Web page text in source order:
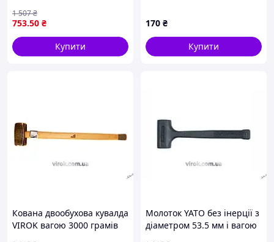
пошкоджень
753.50 ₴
1 507₴
Купити
170 ₴
Купити
Кована двообухова кувалда
VIROK вагою 3000 грамів
Молоток YATO без інерції з
діаметром 53.5 мм і вагою